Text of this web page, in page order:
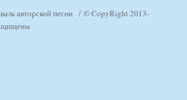
авторской песни
© CopyRight 2013-